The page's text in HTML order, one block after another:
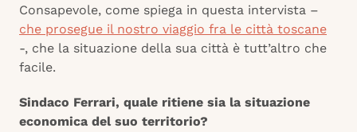
Consapevole, come spiega in questa intervista –
che prosegue il nostro viaggio fra le città toscane
-, che la situazione della sua città è tutt’altro che
facile.
Sindaco Ferrari, quale ritiene sia la situazione
economica del suo territorio?